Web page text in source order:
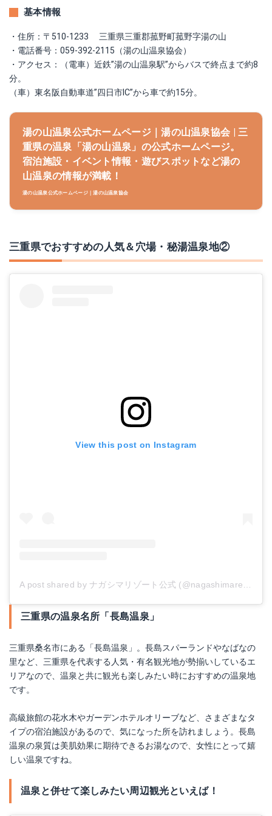
基本情報
・住所：〒510-1233 三重県三重郡菰野町菰野字湯の山
・電話番号：059-392-2115（湯の山温泉協会）
・アクセス：（電車）近鉄”湯の山温泉駅”からバスで終点まで約8
分。
（車）東名阪自動車道”四日市IC”から車で約15分。
湯の山温泉公式ホームページ｜湯の山温泉協会 | 三
重県の温泉「湯の山温泉」の公式ホームページ。
宿泊施設・イベント情報・遊びスポットなど湯の
山温泉の情報が満載！
湯の山温泉公式ホームページ｜湯の山温泉協会
三重県でおすすめの人気＆穴場・秘湯温泉地②
View this post on Instagram
三重県の温泉名所「長島温泉」
三重県桑名市にある「長島温泉」。長島スパーランドやなばなの
里など、三重県を代表する人気・有名観光地が勢揃いしているエ
リアなので、温泉と共に観光も楽しみたい時におすすめの温泉地
です。
高級旅館の花水木やガーデンホテルオリーブなど、さまざまなタ
イプの宿泊施設があるので、気になった所を訪れましょう。長島
温泉の泉質は美肌効果に期待できるお湯なので、女性にとって嬉
しい温泉ですね。
温泉と併せて楽しみたい周辺観光といえば！